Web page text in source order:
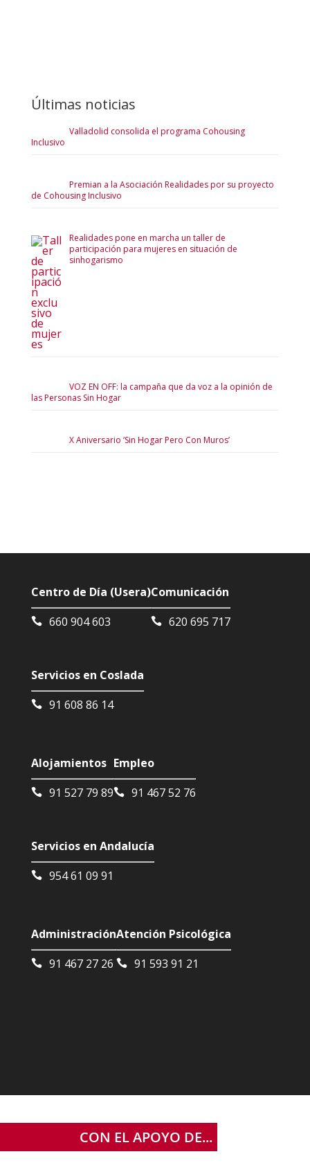
Últimas noticias
Valladolid consolida el programa Cohousing
Inclusivo
Premian a la Asociación Realidades por su proyecto
de Cohousing Inclusivo
Realidades pone en marcha un taller de
participación para mujeres en situación de
sinhogarismo
VOZ EN OFF: la campaña que da voz a la opinión de
las Personas Sin Hogar
X Aniversario ‘Sin Hogar Pero Con Muros’
Centro de Día (Usera)
660 904 603
Comunicación
620 695 717
Servicios en Coslada
91 608 86 14
Alojamientos
91 527 79 89
Empleo
91 467 52 76
Servicios en Andalucía
954 61 09 91
Administración
91 467 27 26
Atención Psicológica
91 593 91 21
CON EL APOYO DE...